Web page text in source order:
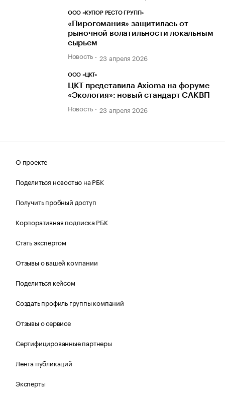
ООО «КУПОР РЕСТО ГРУПП»
«Пирогомания» защитилась от
рыночной волатильности локальным
сырьем
Новость 23 апреля 2026
ООО «ЦКТ»
ЦКТ представила Axioma на форуме
«Экология»: новый стандарт САКВП
Новость 23 апреля 2026
О проекте
Поделиться новостью на РБК
Получить пробный доступ
Корпоративная подписка РБК
Стать экспертом
Отзывы о вашей компании
Поделиться кейсом
Создать профиль группы компаний
Отзывы о сервисе
Сертифицированные партнеры
Лента публикаций
Эксперты